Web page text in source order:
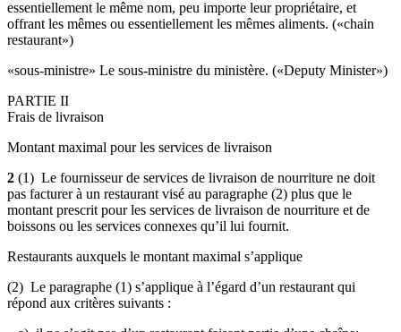
essentiellement le même nom, peu importe leur propriétaire, et
offrant les mêmes ou essentiellement les mêmes aliments. («chain
restaurant»)
«sous-ministre» Le sous-ministre du ministère. («Deputy Minister»)
PARTIE II
Frais de livraison
Montant maximal pour les services de livraison
2 (1) Le fournisseur de services de livraison de nourriture ne doit
pas facturer à un restaurant visé au paragraphe (2) plus que le
montant prescrit pour les services de livraison de nourriture et de
boissons ou les services connexes qu’il lui fournit.
Restaurants auxquels le montant maximal s’applique
(2) Le paragraphe (1) s’applique à l’égard d’un restaurant qui
répond aux critères suivants :